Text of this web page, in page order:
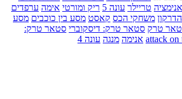
אנימציה טריילר עונה 5 ריק ומורטי אימה ערפדים
משחקי הכס קאסט מסע בין כוכבים מסע
טרק סטאר טרק: דיסקוברי סטאר טרק:
attack on אנימה מנגה עונה 4